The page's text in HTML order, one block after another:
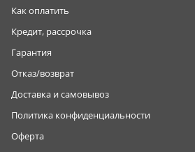
Как оплатить
Кредит, рассрочка
Гарантия
Отказ/возврат
Доставка и самовывоз
Политика конфиденциальности
Оферта